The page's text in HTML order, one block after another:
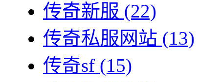
传奇新服 (22)
传奇私服网站 (13)
传奇sf (15)